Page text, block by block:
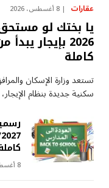
عقارات 8 أغسطس، 2026
يا بختك لو
كاملة
تستعد وزارة الإسكان
سكنية جديدة بنظام
8 أغسطس، 2026